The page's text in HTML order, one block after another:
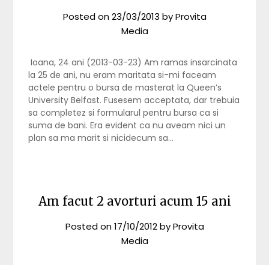
Posted on23/03/2013 byProvita
Media
Ioana, 24 ani (2013-03-23) Am ramas insarcinata
la 25 de ani, nu eram maritata si-mi faceam
actele pentru o bursa de masterat la Queen’s
University Belfast. Fusesem acceptata, dar trebuia
sa completez si formularul pentru bursa ca si
suma de bani. Era evident ca nu aveam nici un
plan sa ma marit si nicidecum sa…
Am facut 2 avorturi acum 15 ani
Posted on17/10/2012byProvita
Media